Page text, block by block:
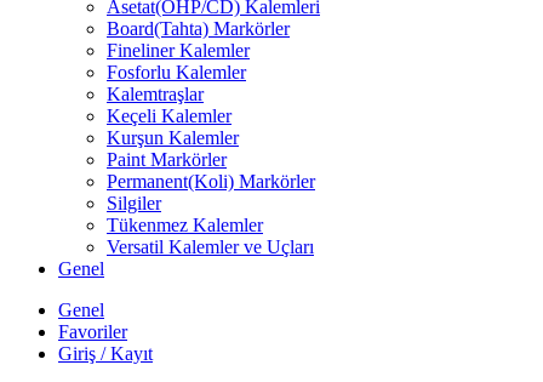
Asetat(OHP/CD) Kalemleri
Board(Tahta) Markörler
Fineliner Kalemler
Fosforlu Kalemler
Kalemtraşlar
Keçeli Kalemler
Kurşun Kalemler
Paint Markörler
Permanent(Koli) Markörler
Silgiler
Tükenmez Kalemler
Versatil Kalemler ve Uçları
Genel
Genel
Favoriler
Giriş / Kayıt